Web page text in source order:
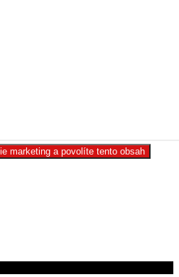
marketing a povolíte tento obsah